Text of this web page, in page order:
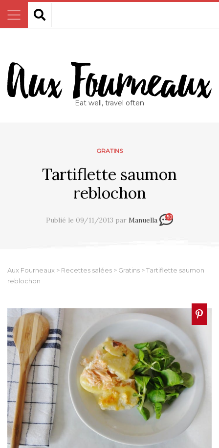
Eat well, travel often
GRATINS
Tartiflette saumon
reblochon
Publié le 09/11/2013 par Manuella 50
Aux Fourneaux > Recettes salées > Gratins >Tartiflette saumon
reblochon